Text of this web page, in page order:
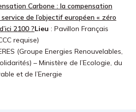
Carbone : la compensation
de l’objectif européen « zéro
2100 ?Lieu : Pavillon Français
requise)
(Groupe Energies Renouvelables,
– Ministère de l’Ecologie, du
et de l’Energie